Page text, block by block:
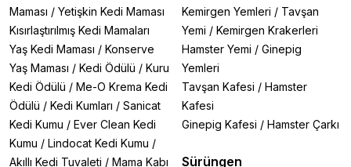
Maması / Yetişkin Kedi Maması
Kısırlaştırılmış Kedi Mamaları
Yaş Kedi Maması / Konserve
Yaş Maması / Kedi Ödülü / Kuru
Kedi Ödülü / Me-O Krema Kedi
Ödülü / Kedi Kumları / Sanicat
Kedi Kumu / Ever Clean Kedi
Kumu / Lindocat Kedi Kumu /
Akıllı Kedi Tuvaleti / Mama Kabı
Kemirgen Yemleri / Tavşan
Yemi / Kemirgen Krakerleri
Hamster Yemi / Ginepig
Yemleri
Tavşan Kafesi / Hamster
Kafesi
Ginepig Kafesi / Hamster Çarkı
Sürüngen